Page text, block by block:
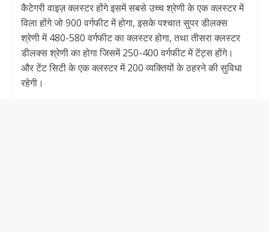
कैटेगरी वाइज़ क्लस्टर होंगे इसमें सबसे उच्च श्रेणी के एक क्लस्टर में
विला होंगे जो 900 वर्गफीट में होगा, इसके पश्चात सुपर डीलक्स
श्रेणी में 480-580 वर्गफीट का क्लस्टर होगा, तथा तीसरा क्लस्टर
डीलक्स श्रेणी का होगा जिसमें 250-400 वर्गफीट में टेंट्स होंगे।
और टेंट सिटी के एक क्लस्टर में 200 व्यक्तियों के ठहरने की सुविधा
रहेगी।